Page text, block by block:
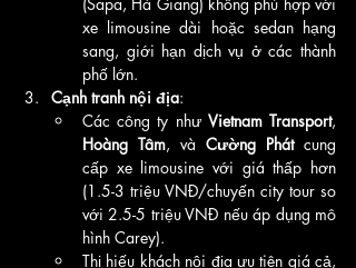
xe limousine dài hoặc sedan hạng
sang, giới hạn dịch vụ ở các thành
phố lớn.
Cạnh tranh nội địa:
Các công ty như Vietnam Transport
Hoàng Tâm, và Cường Phát cung
cấp xe limousine với giá thấp hơn
(1.5-3 triệu VNĐ/chuyến city tour so
với 2.5-5 triệu VNĐ nếu áp dụng mô
hình Carey).
Thị hiếu khách nội địa ưu tiên giá cả,